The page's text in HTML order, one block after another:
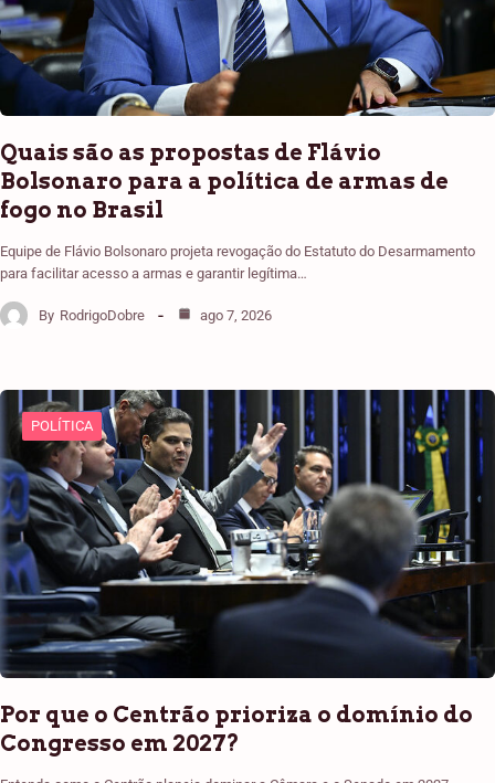
Quais são as propostas de Flávio
Bolsonaro para a política de armas de
fogo no Brasil
Equipe de Flávio Bolsonaro projeta revogação do Estatuto do Desarmamento
para facilitar acesso a armas e garantir legítima…
By RodrigoDobre ago 7, 2026
POLÍTICA
Por que o Centrão prioriza o domínio do
Congresso em 2027?